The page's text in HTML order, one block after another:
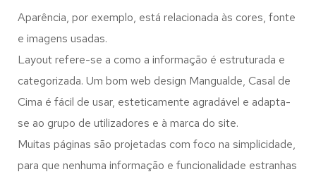
Aparência, por exemplo, está relacionada às cores, fonte
e imagens usadas.
Layout refere-se a como a informação é estruturada e
categorizada. Um bom web design Mangualde, Casal de
Cima é fácil de usar, esteticamente agradável e adapta-
se ao grupo de utilizadores e à marca do site.
Muitas páginas são projetadas com foco na simplicidade,
para que nenhuma informação e funcionalidade estranhas